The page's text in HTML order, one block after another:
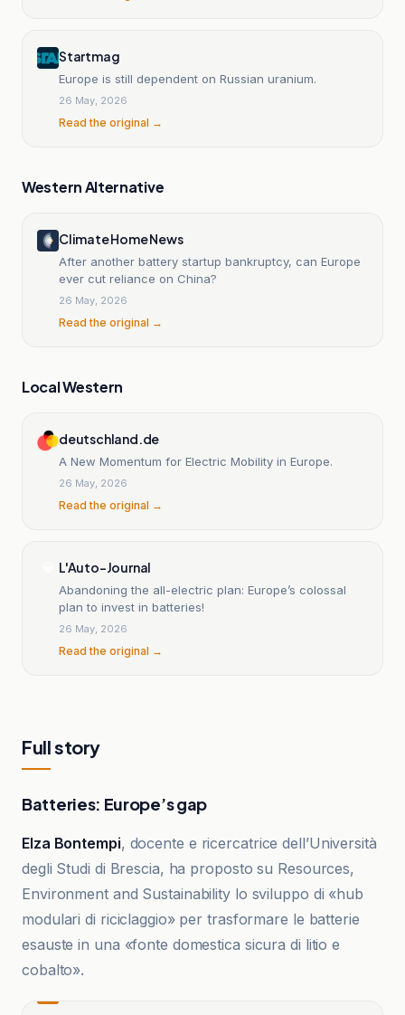
Startmag
Europe is still dependent on Russian uranium.
26 May, 2026
Read the original →
Western Alternative
Climate Home News
After another battery startup bankruptcy, can Europe
ever cut reliance on China?
26 May, 2026
Read the original →
Local Western
deutschland.de
A New Momentum for Electric Mobility in Europe.
26 May, 2026
Read the original →
L'Auto-Journal
Abandoning the all-electric plan: Europe’s colossal
plan to invest in batteries!
26 May, 2026
Read the original →
Full story
Batteries: Europe’s gap
Elza Bontempi, docente e ricercatrice dell’Università
degli Studi di Brescia, ha proposto su Resources,
Environment and Sustainability lo sviluppo di «hub
modulari di riciclaggio» per trasformare le batterie
esauste in una «fonte domestica sicura di litio e
cobalto».